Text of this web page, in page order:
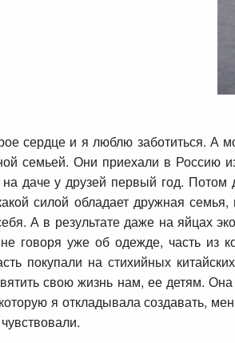
сердце и я люблю заботиться. А
семьей. Они приехали в Россию
даче у друзей первый год.
силой обладает дружная
А в результате даже на яйцах
не говоря уже об одежде, часть
покупали на стихийных
свою жизнь нам, ее детям.
я откладывала создавать,